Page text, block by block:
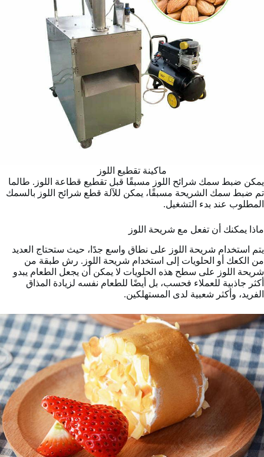
ماكينة تقطيع اللوز
يمكن ضبط سمك شرائح اللوز مسبقًا قبل تقطيع قطاعة اللوز. طالما
تم ضبط سمك الشريحة مسبقًا، يمكن للآلة قطع شرائح اللوز بالسمك
المطلوب عند بدء التشغيل.
ماذا يمكنك أن تفعل مع شريحة اللوز
يتم استخدام شريحة اللوز على نطاق واسع جدًا، حيث ستحتاج العديد
من الكعك أو الحلويات إلى استخدام شريحة اللوز. رش طبقة من
شريحة اللوز على سطح هذه الحلويات لا يمكن أن يجعل الطعام يبدو
أكثر جاذبية للعملاء فحسب، بل أيضًا للطعام نفسه لزيادة المذاق
الفريد، وأكثر شعبية لدى المستهلكين.